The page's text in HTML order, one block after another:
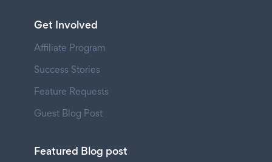
Get Involved
Affiliate Program
Success Stories
Feature Requests
Guest Blog Post
Featured Blog post